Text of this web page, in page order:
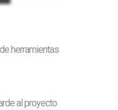
herramientas
al proyecto